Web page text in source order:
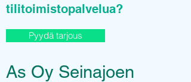
tilitoimistopalvelua?
Pyydä tarjous
As Oy Seinajoen